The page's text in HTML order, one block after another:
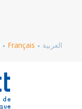
Français العربية